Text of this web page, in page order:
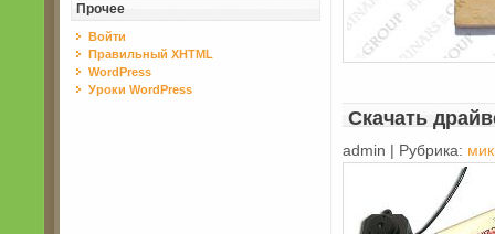
Прочее
Войти
Правильный XHTML
WordPress
Уроки WordPress
Скачать
admin | Рубрика: